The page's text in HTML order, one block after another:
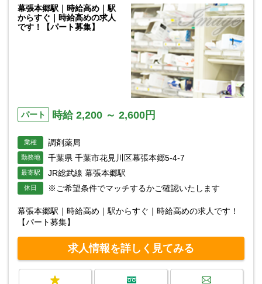
幕張本郷駅｜時給高め｜駅
からすぐ｜時給高めの求人
です！【パート募集】
パート 時給 2,200 ～ 2,600円
業種 調剤薬局
勤務地 千葉県 千葉市花見川区幕張本郷5-4-7
最寄駅 JR総武線 幕張本郷駅
休日 ※ご希望条件でマッチするかご確認いたします
幕張本郷駅｜時給高め｜駅からすぐ｜時給高めの求人です！
【パート募集】
求人情報を詳しく見てみる